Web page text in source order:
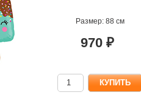
Размер: 88 см
970 ₽